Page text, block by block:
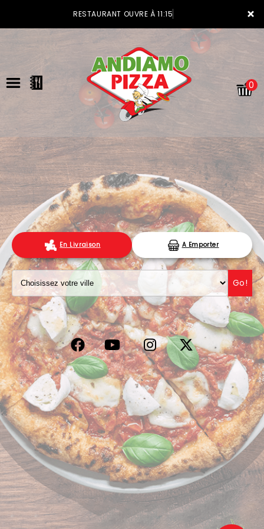
×
RESTAURANT OUVRE À 11:15
ACCUEIL
LA CARTE
VOTRE COMPTE
NOTRE RESTAURANT
VOS AVIS
MENTIONS LÉGALES
C.G.V
0
En Livraison A Emporter
Go!